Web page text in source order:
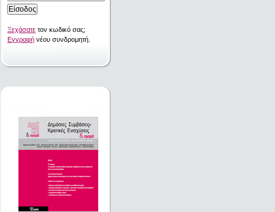
Ξεχάσατε τον κωδικό σας;
Εγγραφή νέου συνδρομητή.